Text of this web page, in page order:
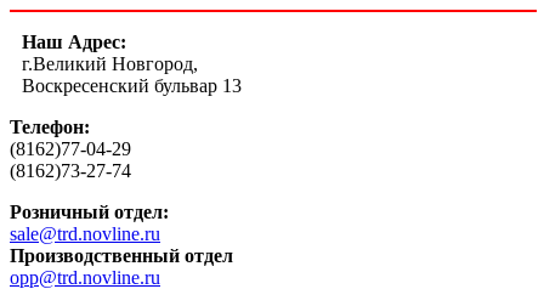
Наш Адрес:
г.Великий Новгород,
Воскресенский бульвар 13
Телефон:
(8162)77-04-29
(8162)73-27-74
Розничный отдел:
sale@trd.novline.ru
Производственный отдел
opp@trd.novline.ru